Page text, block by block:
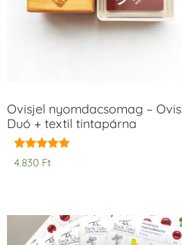
Ovisjel nyomdacsomag – Ovis
Duó + textil tintapárna
Értékelés:
5.00
4.830 Ft